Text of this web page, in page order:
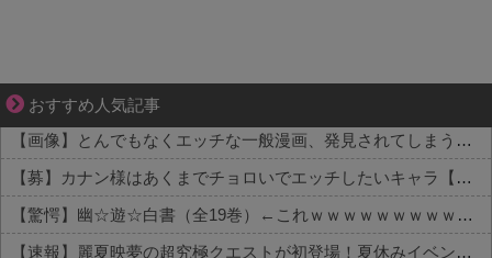
おすすめ人気記事
先輩と後輩、距離が変わった日から始まる恋
【画像】とんでもなくエッチな一般漫画、発見されてしまう【SEX描写あり】 他
【募】カナン様はあくまでチョロいでエッチしたいキャラ【画像】 他
【驚愕】幽☆遊☆白書（全19巻）←これｗｗｗｗｗｗｗｗｗｗｗｗｗｗｗｗｗ 他
【速報】麗夏映夢の超究極クエストが初登場！夏休みイベントの新展開 他